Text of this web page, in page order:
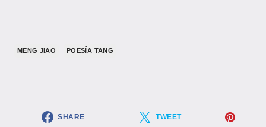
MENG JIAO POESÍA TANG
SHARE TWEET